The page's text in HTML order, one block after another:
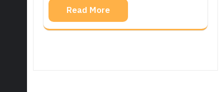
Read More